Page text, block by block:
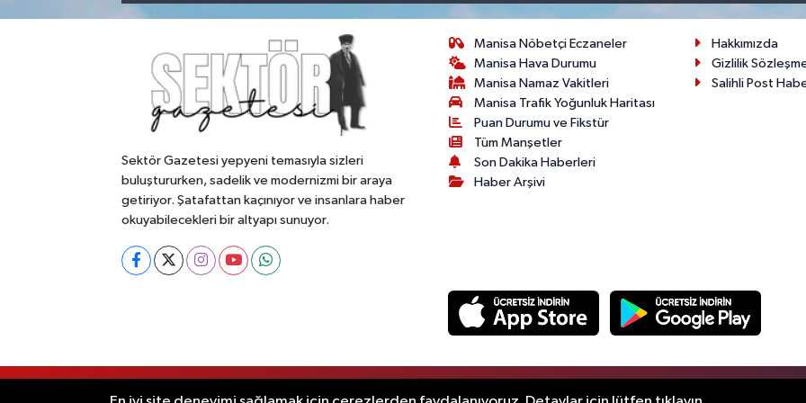
Sektör Gazetesi yepyeni temasıyla sizleri
buluştururken, sadelik ve modernizmi bir araya
getiriyor. Şatafattan kaçınıyor ve insanlara haber
okuyabilecekleri bir altyapı sunuyor.
Manisa Nöbetçi Eczaneler
Manisa Hava Durumu
Manisa Namaz Vakitleri
Manisa Trafik Yoğunluk Haritası
Puan Durumu ve Fikstür
Tüm Manşetler
Son Dakika Haberleri
Haber Arşivi
Hakkımızda
Gizlilik
Salihli Post
RSS Copyright © 2026. Her hakkı saklıdır.